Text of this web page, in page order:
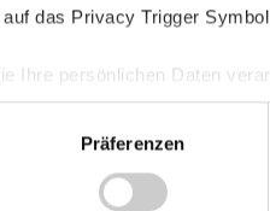
das Privacy Trigger
Ihre persönlichen Daten
zu analysieren.
Präferenzen
im Wege stehen.